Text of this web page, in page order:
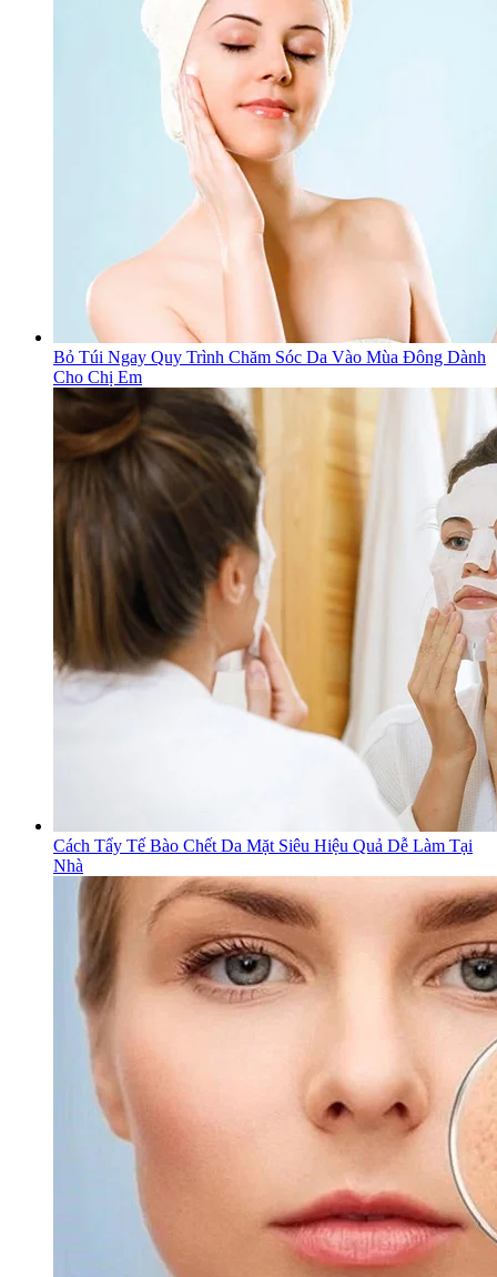
Bỏ Túi Ngay Quy Trình Chăm Sóc Da Vào Mùa Đông Dành
Cho Chị Em
Cách Tẩy Tế Bào Chết Da Mặt Siêu Hiệu Quả Dễ Làm Tại
Nhà